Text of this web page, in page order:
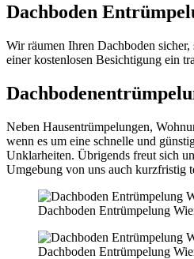
Dachboden
Wir räumen Ihren Dachboden
einer kostenlosen Besichtigung ein
Neben Hausentrümpelungen,
wenn es um eine schnelle und
Unklarheiten. Übrigends freut sich
Umgebung von uns auch kurzfristig
Dachboden Entrümpelung
Dachboden Entrümpelung